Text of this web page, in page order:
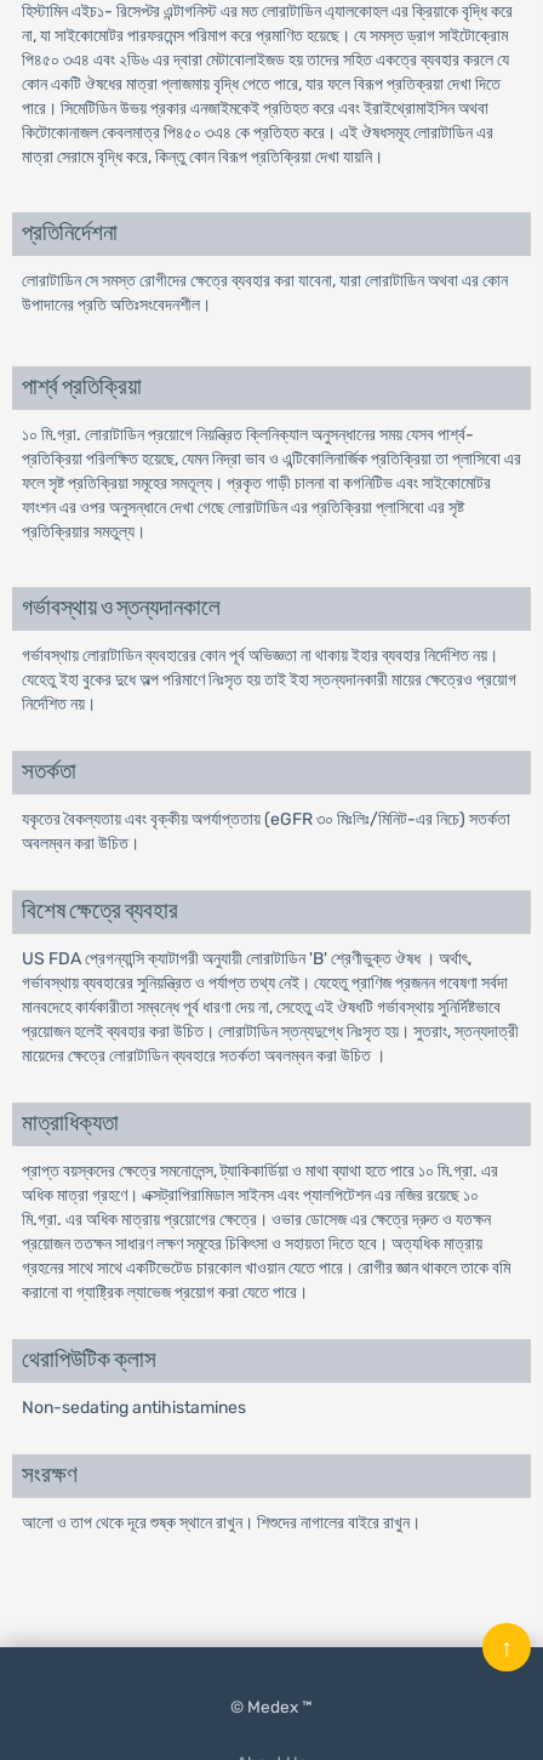
হিস্টামিন এইচ১- রিসেপ্টর এন্টাগনিস্ট এর মত লােরাটাডিন এ্যালকোহল এর ক্রিয়াকে বৃদ্ধি করে
না, যা সাইকোমােটর পারফরমেন্স পরিমাপ করে প্রমাণিত হয়েছে। যে সমস্ত ড্রাগ সাইটোক্রোম
পি৪৫০ ৩এ৪ এবং ২ডি৬ এর দ্বারা মেটাবােলাইজড হয় তাদের সহিত একত্রে ব্যবহার করলে যে
কোন একটি ঔষধের মাত্রা প্লাজমায় বৃদ্ধি পেতে পারে, যার ফলে বিরূপ প্রতিক্রয়া দেখা দিতে
পারে। সিমেটিডিন উভয় প্রকার এনজাইমকেই প্রতিহত করে এবং ইরাইথ্রোমাইসিন অথবা
কিটোকোনাজল কেবলমাত্র পি৪৫০ ৩এ৪ কে প্রতিহত করে। এই ঔষধসমূহ লােরাটাডিন এর
মাত্রা সেরামে বৃদ্ধি করে, কিন্তু কোন বিরূপ প্রতিক্রিয়া দেখা যায়নি।
প্রতিনির্দেশনা
লােরাটাডিন সে সমস্ত রােগীদের ক্ষেত্রে ব্যবহার করা যাবেনা, যারা লােরাটাডিন অথবা এর কোন
উপাদানের প্রতি অতিঃসংবেদনশীল।
পার্শ্ব প্রতিক্রিয়া
১০ মি.গ্রা. লােরাটাডিন প্রয়ােগে নিয়ন্ত্রিত ক্লিনিক্যাল অনুসন্ধানের সময় যেসব পার্শ্ব-
প্রতিক্রিয়া পরিলক্ষিত হয়েছে, যেমন নিদ্রা ভাব ও এন্টিকোলিনার্জিক প্রতিক্রিয়া তা প্লাসিবাে এর
ফলে সৃষ্ট প্রতিক্রিয়া সমূহের সমতূল্য। প্রকৃত গাড়ী চালনা বা কগনিটিভ এবং সাইকোমােটর
ফাংশন এর ওপর অনুসন্ধানে দেখা গেছে লােরাটাডিন এর প্রতিক্রিয়া প্লাসিবো এর সৃষ্ট
প্রতিক্রিয়ার সমতুল্য।
গর্ভাবস্থায় ও স্তন্যদানকালে
গর্ভাবস্থায় লােরাটাডিন ব্যবহারের কোন পূর্ব অভিজ্ঞতা না থাকায় ইহার ব্যবহার নির্দেশিত নয়।
যেহেতু ইহা বুকের দুধে অল্প পরিমাণে নিঃসৃত হয় তাই ইহা স্তন্যদানকারী মায়ের ক্ষেত্রেও প্রয়ােগ
নির্দেশিত নয়।
সতর্কতা
যকৃতের বৈকল্যতায় এবং বৃক্কীয় অপর্যাপ্ততায় (eGFR ৩০ মিঃলিঃ/মিনিট-এর নিচে) সতর্কতা
অবলম্বন করা উচিত।
বিশেষ ক্ষেত্রে ব্যবহার
US FDA প্রেগন্যান্সি ক্যাটাগরী অনুযায়ী লোরাটাডিন 'B' শ্রেণীভুক্ত ঔষধ । অর্থাৎ,
গর্ভাবস্থায় ব্যবহারের সুনিয়ন্ত্রিত ও পর্যাপ্ত তথ্য নেই। যেহেতু প্রাণিজ প্রজনন গবেষণা সর্বদা
মানবদেহে কার্যকারীতা সম্বন্ধে পূর্ব ধারণা দেয় না, সেহেতু এই ঔষধটি গর্ভাবস্থায় সুনির্দিষ্টভাবে
প্রয়োজন হলেই ব্যবহার করা উচিত। লোরাটাডিন স্তন্যদুগ্ধে নিঃসৃত হয়। সুতরাং, স্তন্যদাত্রী
মায়েদের ক্ষেত্রে লোরাটাডিন ব্যবহারে সতর্কতা অবলম্বন করা উচিত ।
মাত্রাধিক্যতা
প্রাপ্ত বয়স্কদের ক্ষেত্রে সমনােলেন্স, ট্যাকিকার্ডিয়া ও মাথা ব্যাথা হতে পারে ১০ মি.গ্রা. এর
অধিক মাত্রা গ্রহণে। এক্সট্রাপিরামিডাল সাইনস এবং প্যালপিটেশন এর নজির রয়েছে ১০
মি.গ্রা. এর অধিক মাত্রায় প্রয়ােগের ক্ষেত্রে। ওভার ডােসেজ এর ক্ষেত্রে দ্রুত ও যতক্ষন
প্রয়ােজন ততক্ষন সাধারণ লক্ষণ সমূহের চিকিৎসা ও সহায়তা দিতে হবে। অত্যধিক মাত্রায়
গ্রহনের সাথে সাথে একটিভেটেড চারকোল খাওয়ান যেতে পারে। রােগীর জ্ঞান থাকলে তাকে বমি
করানাে বা গ্যাষ্ট্রিক ল্যাভেজ প্রয়ােগ করা যেতে পারে।
থেরাপিউটিক ক্লাস
Non-sedating antihistamines
সংরক্ষণ
আলো ও তাপ থেকে দূরে শুষ্ক স্থানে রাখুন। শিশুদের নাগালের বাইরে রাখুন।
© Medex ™
↑